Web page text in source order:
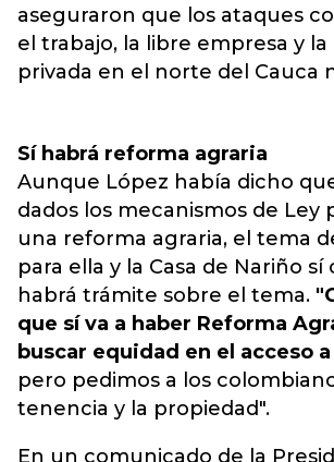
aseguraron que los ataques
el trabajo, la libre empresa y
privada en el norte del Cauca
Sí habrá reforma agraria
Aunque López había dicho
dados los mecanismos de Ley
una reforma agraria, el tema
para ella y la Casa de Nariño
habrá trámite sobre el tema.
que sí va a haber Reforma
buscar equidad en el acceso
pero pedimos a los
tenencia y la propiedad".
En un comunicado de la